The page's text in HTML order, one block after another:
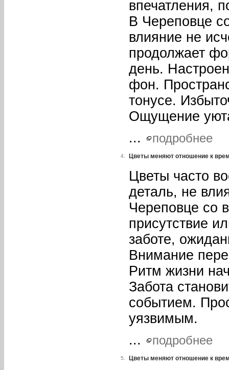
впечатления,
В Череповце
влияние не
продолжает
день.
фон.
тонусе.
Ощущение
...
подробнее
4. Цветы меняют отношение к
Цветы часто
деталь, не
Череповце со
присутствие
заботе,
Внимание
Ритм жизни
Забота
событием.
уязвимым.
...
подробнее
5. Цветы меняют отношение к